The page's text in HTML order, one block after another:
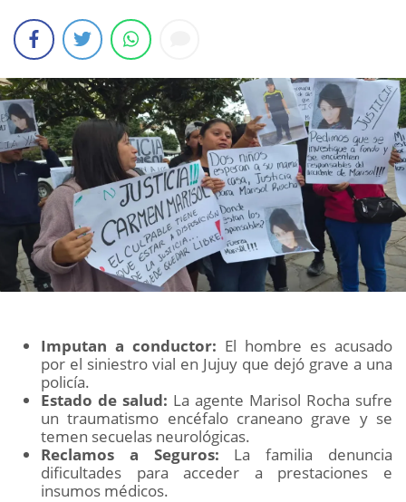
Imputan a conductor: El hombre es acusado
por el siniestro vial en Jujuy que dejó grave a una
policía.
Estado de salud: La agente Marisol Rocha sufre
un traumatismo encéfalo craneano grave y se
temen secuelas neurológicas.
Reclamos a Seguros: La familia denuncia
dificultades para acceder a prestaciones e
insumos médicos.